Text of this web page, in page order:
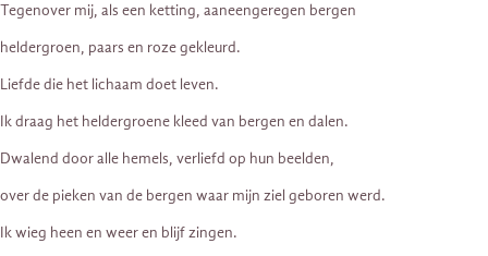
Tegenover mij, als een ketting, aaneengeregen bergen
heldergroen, paars en roze gekleurd.
Liefde die het lichaam doet leven.
Ik draag het heldergroene kleed van bergen en dalen.
Dwalend door alle hemels, verliefd op hun beelden,
over de pieken van de bergen waar mijn ziel geboren werd.
Ik wieg heen en weer en blijf zingen.